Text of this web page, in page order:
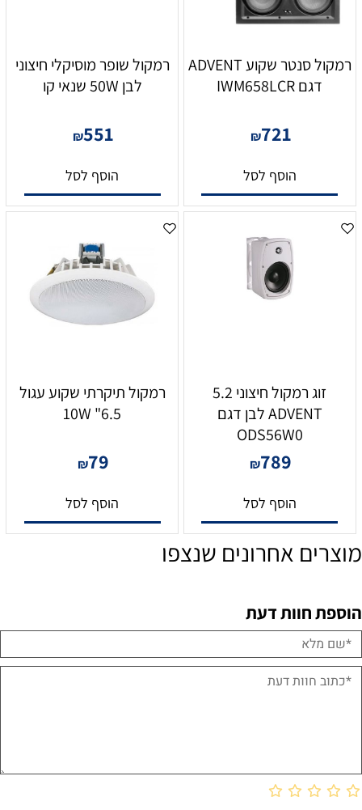
רמקול סנטר שקוע ADVENT
דגם IWM658LCR
₪721
הוסף לסל
רמקול שופר מוסיקלי חיצוני
לבן 50W שנאי קו
₪551
הוסף לסל
זוג רמקול חיצוני 5.2
ADVENT לבן דגם
ODS56W0
₪789
הוסף לסל
רמקול תיקרתי שקוע עגול
6.5" 10W
₪79
הוסף לסל
מוצרים אחרונים שנצפו
הוספת חוות דעת